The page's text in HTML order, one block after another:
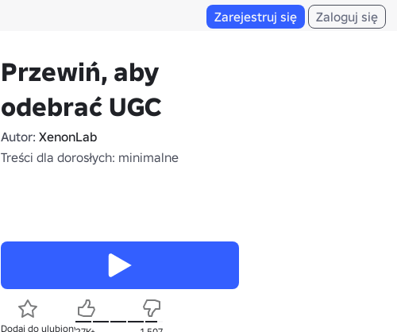
Zarejestruj się Zaloguj się
Przewiń, aby
odebrać UGC
Autor: XenonLab
Treści dla dorosłych: minimalne
Dodaj do ulubionych